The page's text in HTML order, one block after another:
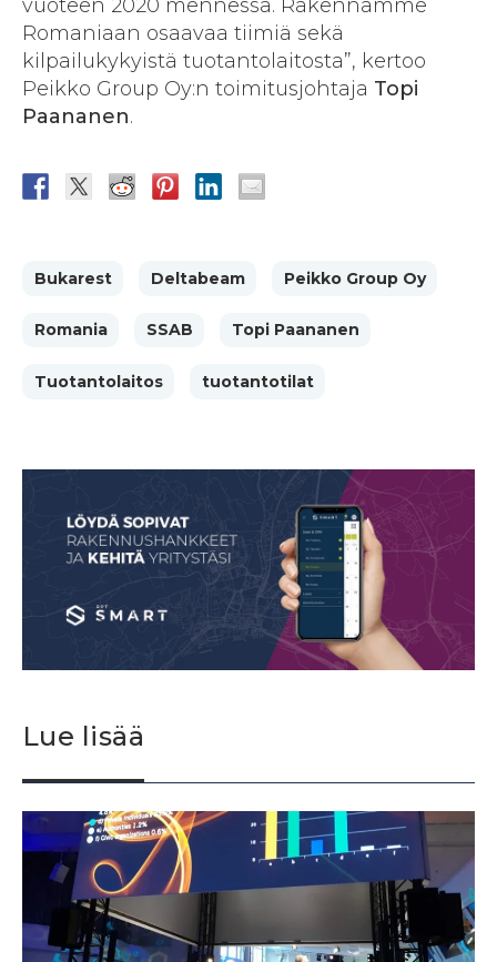
vuoteen 2020 mennessä. Rakennamme
Romaniaan osaavaa tiimiä sekä
kilpailukykyistä tuotantolaitosta”, kertoo
Peikko Group Oy:n toimitusjohtaja Topi
Paananen.
Bukarest Deltabeam Peikko Group Oy
Romania SSAB Topi Paananen
Tuotantolaitos tuotantotilat
Lue lisää